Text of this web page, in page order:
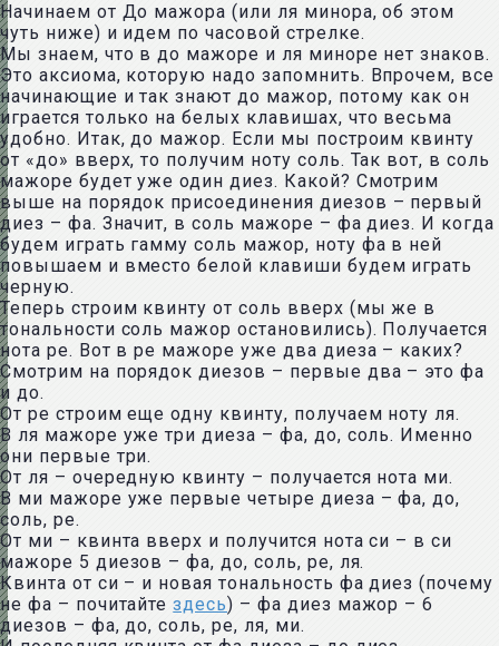
Начинаем от До мажора (или ля минора, об этом
чуть ниже) и идем по часовой стрелке.
Мы знаем, что в до мажоре и ля миноре нет знаков.
Это аксиома, которую надо запомнить. Впрочем, все
начинающие и так знают до мажор, потому как он
играется только на белых клавишах, что весьма
удобно. Итак, до мажор. Если мы построим квинту
от «до» вверх, то получим ноту соль. Так вот, в соль
мажоре будет уже один диез. Какой? Смотрим
выше на порядок присоединения диезов – первый
диез – фа. Значит, в соль мажоре – фа диез. И когда
будем играть гамму соль мажор, ноту фа в ней
повышаем и вместо белой клавиши будем играть
черную.
Теперь строим квинту от соль вверх (мы же в
тональности соль мажор остановились). Получается
нота ре. Вот в ре мажоре уже два диеза – каких?
Смотрим на порядок диезов – первые два – это фа
и до.
От ре строим еще одну квинту, получаем ноту ля.
В ля мажоре уже три диеза – фа, до, соль. Именно
они первые три.
От ля – очередную квинту – получается нота ми.
В ми мажоре уже первые четыре диеза – фа, до,
соль, ре.
От ми – квинта вверх и получится нота си – в си
мажоре 5 диезов – фа, до, соль, ре, ля.
Квинта от си – и новая тональность фа диез (почему
не фа – почитайтездесь) – фа диез мажор – 6
диезов – фа, до, соль, ре, ля, ми.